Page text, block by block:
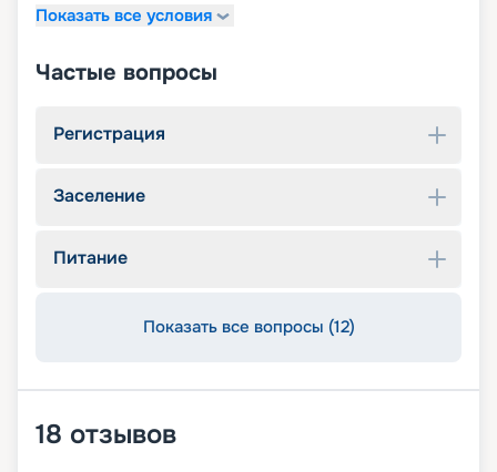
Показать все условия
Частые вопросы
Регистрация
Заселение
Питание
Показать все вопросы (12)
18 отзывов